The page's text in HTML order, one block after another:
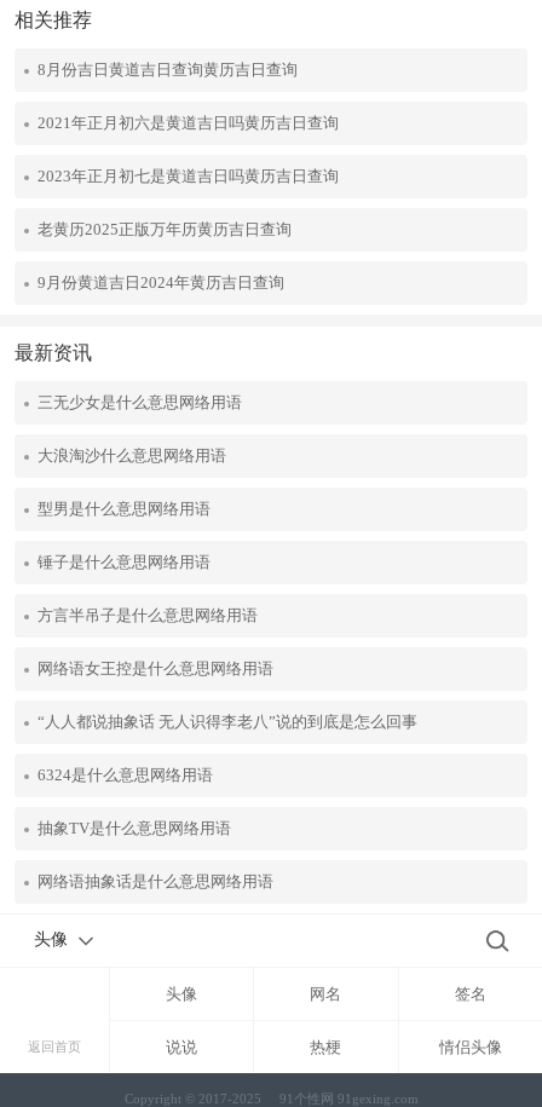
相关推荐
8月份吉日黄道吉日查询黄历吉日查询
2021年正月初六是黄道吉日吗黄历吉日查询
2023年正月初七是黄道吉日吗黄历吉日查询
老黄历2025正版万年历黄历吉日查询
9月份黄道吉日2024年黄历吉日查询
最新资讯
三无少女是什么意思网络用语
大浪淘沙什么意思网络用语
型男是什么意思网络用语
锤子是什么意思网络用语
方言半吊子是什么意思网络用语
网络语女王控是什么意思网络用语
“人人都说抽象话 无人识得李老八”说的到底是怎么回事
6324是什么意思网络用语
抽象TV是什么意思网络用语
网络语抽象话是什么意思网络用语
头像
返回首页
头像 网名 签名
说说 热梗 情侣头像
Copyright © 2017-2025 91个性网 91gexing.com